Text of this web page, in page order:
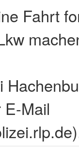
Fahrt
Mail